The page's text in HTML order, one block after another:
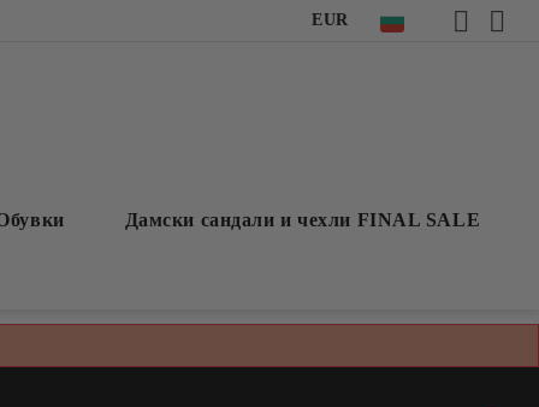
EUR
Дамски сандали и чехли FINAL SALE